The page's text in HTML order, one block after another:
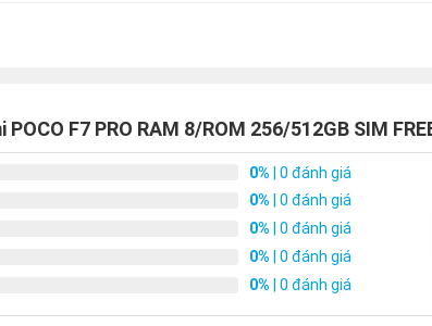
POCO F7 PRO RAM 8/ROM 256/512GB SIM
0% | 0 đánh giá
0% | 0 đánh giá
0% | 0 đánh giá
0% | 0 đánh giá
0% | 0 đánh giá